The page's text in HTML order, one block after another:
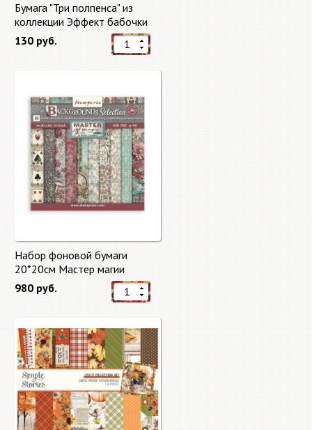
Бумага "Три полпенса" из
коллекции Эффект бабочки
"Butterfly Effect"
130 руб.
Набор фоновой бумаги
20*20см Мастер магии
"Master of Magic" 10 листов +
бонус от Stamperia
980 руб.